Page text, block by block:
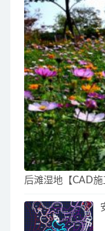
后滩湿地【CAD施